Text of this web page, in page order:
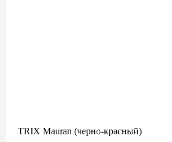
TRIX Mauran (черно-красный)